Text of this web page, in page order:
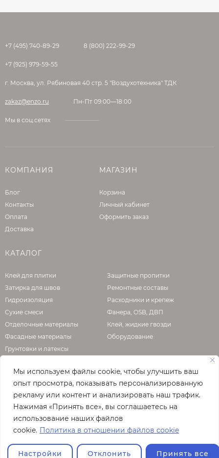
Мы используем файлы cookie, чтобы улучшить ваш
опыт просмотра, показывать персонализированную
рекламу или контент и анализировать наш трафик.
Нажимая «Принять все», вы соглашаетесь на
использование наших файлов
cookie. Политика в отношении файлов cookie
Настройки Отклонить Принять все
+7 (495) 740-89-29 8 (800) 222-99-29
+7 (925) 979-59-55
г. Москва, ул. Рябиновая 40 стр. 5 "Воздухотехника" ТДК
zakaz@enzo.ru Пн-Пт 09:00—18:00
Мы в соц.сетях
КОМПАНИЯ
Блог
Контакты
Оплата
Доставка
МАГАЗИН
Корзина
Личный кабинет
Оформить заказ
КАТАЛОГ
Клей для плитки
Затирка для швов
Гидроизоляция
Сухие смеси
Отделочные материалы
Фасадные материалы
Грунтовки и латексы
Защитные пропитки
Ремонтные составы
Расходники и крепеж
Фанера, OSB, ДВП
Клей, жидкие гвозди
Оборудование
О КОМПАНИИ
Официальная страница сайта
enzo.ru